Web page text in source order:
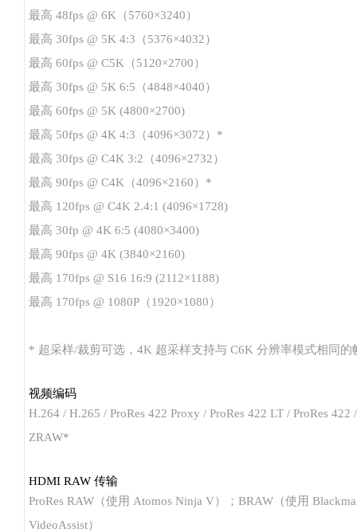
最高 48fps @ 6K（5760×3240）
最高 30fps @ 5K 4:3（5376×4032）
最高 60fps @ C5K（5120×2700）
最高 30fps @ 5K 6:5（4848×4040）
最高 60fps @ 5K (4800×2700)
最高 50fps @ 4K 4:3（4096×3072）*
最高 30fps @ C4K 3:2（4096×2732）
最高 90fps @ C4K（4096×2160）*
最高 120fps @ C4K 2.4:1 (4096×1728)
最高 30fp @ 4K 6:5 (4080×3400)
最高 90fps @ 4K (3840×2160)
最高 170fps @ S16 16:9 (2112×1188)
最高 170fps @ 1080P（1920×1080）
* 超采样/裁剪可选，4K 超采样支持与 C6K 分辨率模式相同的
视频编码
H.264 / H.265 / ProRes 422 Proxy / ProRes 422 LT / ProRes 422
ZRAW*
HDMI RAW 传输
ProRes RAW（使用 Atomos Ninja V）；BRAW（使用
VideoAssist）